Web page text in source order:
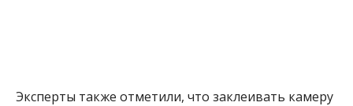
Эксперты также отметили, что заклеивать камеру